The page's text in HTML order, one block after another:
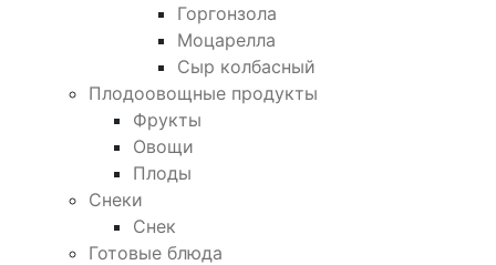
Горгонзола
Моцарелла
Сыр колбасный
Плодоовощные продукты
Фрукты
Овощи
Плоды
Снеки
Снек
Готовые блюда